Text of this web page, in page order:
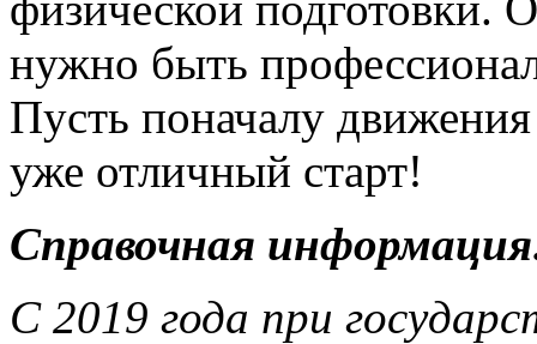
нужно быть
Пусть поначалу
уже отличный старт!
Справочная
С 2019 года при